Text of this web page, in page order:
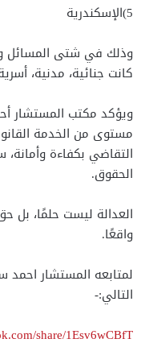
5)الإسكندرية
وذلك في شتى المسائل
كانت جنائية، مدنية،
ويؤكد مكتب المستشار
مستوى من الخدمة
التقاضي بكفاءة
الحقوق.
العدالة ليست حلمًا، بل
واقعًا.
لمتابعه المستشار
التالي:-
share/1Esv6wCBfT/